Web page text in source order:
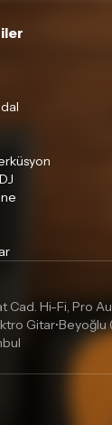
Cad. Hi-Fi, Pro
Gitar•Beyoğlu